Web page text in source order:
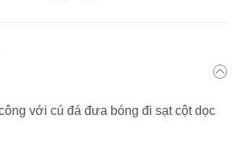
với cú đá đưa bóng đi sạt cột dọc